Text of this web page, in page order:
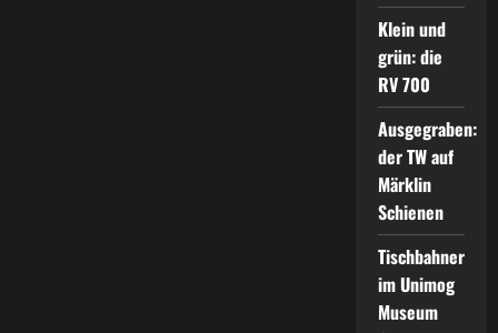
Klein und
grün: die
RV 700
Ausgegraben:
der TW auf
Märklin
Schienen
Tischbahner
im Unimog
Museum